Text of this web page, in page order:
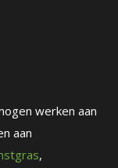
werken aan
aan
,